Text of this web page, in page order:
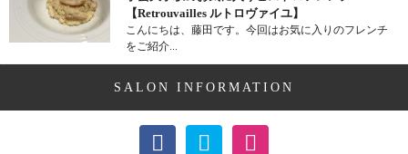
【Retrouvailles ルトロヴァイユ】
こんにちは、藤田です。今回はお気に入りのフレンチ
をご紹介...
SALON INFORMATION